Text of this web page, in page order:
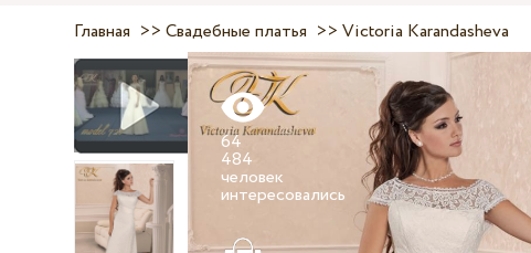
Главная >>Свадебные платья >>Victoria Karandasheva
64
484
человек